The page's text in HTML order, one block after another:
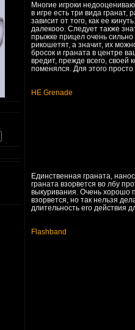
Многие игроки
в игре есть три вида гранат,
зависит от того, как ее
далекооо. Следует также
прыжке прицел очень сильно
рикошетят, а значит, их
бросок и граната в центре
вредит, прежде всего, своей
поменялся. Для этого
HE Grenade
Единственная граната,
граната взорвется во лбу
выкуривания. Очень хорошо
взорвется, но так нельзя
длительность его действия
Flashband